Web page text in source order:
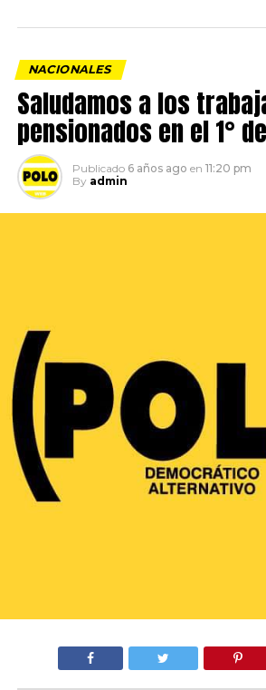
NACIONALES
Saludamos a los
pensionados en el 1°
Publicado 6 años ago en 11:20 pm
By admin